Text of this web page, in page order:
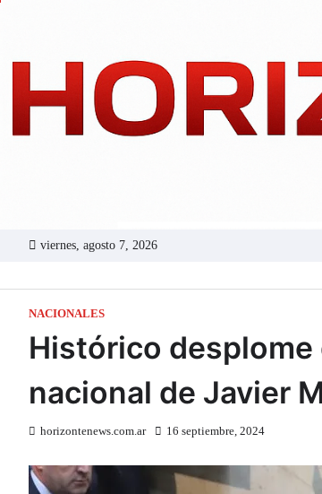
viernes, agosto 7, 2026
NACIONALES
Histórico
nacional de Javier
horizontenews.com.ar 16 septiembre, 2024